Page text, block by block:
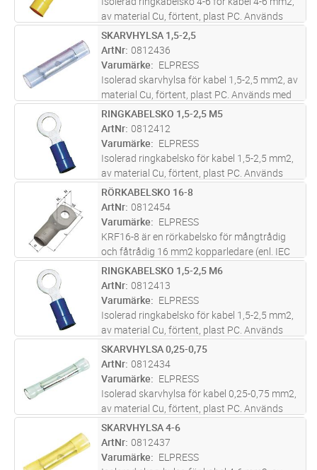
av material Cu, förtent, plast PC. Används
med certifierade verktyget GSA0760
FP Lägg i kundvagn
SKARVHYLSA 1,5-2,5
ArtNr 0812436
Varumärke
ELPRESS
Isolerad skarvhylsa för kabel 1,5-2,5 mm2, av
material Cu, förtent, plast PC. Används med
certifierade verktyget GSA0760
FP Lägg i kundvagn
RINGKABELSKO 1,5-2,5 M5
ArtNr 0812412
Varumärke
ELPRESS
Isolerad ringkabelsko för kabel 1,5-2,5 mm2,
av material Cu, förtent, plast PC. Används
med certifierade verktyget GSA0760
FP Lägg i kundvagn
RÖRKABELSKO 16-8
ArtNr 0812454
Varumärke
ELPRESS
KRF16-8 är en rörkabelsko för mångtrådig
och fåtrådig 16 mm2 kopparledare (enl. IEC
60228) med ett M8 hål i plattan. KRF16-8 är
UL-godkänd. Material; 99,95% Cu / förtent
(Cu/Sn). Rekommenderat verkty
FP Lägg i kundvagn
RINGKABELSKO 1,5-2,5 M6
ArtNr 0812413
Varumärke
ELPRESS
Isolerad ringkabelsko för kabel 1,5-2,5 mm2,
av material Cu, förtent, plast PC. Används
med certifierade verktyget GSA0760
FP Lägg i kundvagn
SKARVHYLSA 0,25-0,75
ArtNr 0812434
Varumärke
ELPRESS
Isolerad skarvhylsa för kabel 0,25-0,75 mm2,
av material Cu, förtent, plast PC. Används
med certifierade verktyget DSA0115
FP Lägg i kundvagn
SKARVHYLSA 4-6
ArtNr 0812437
Varumärke
ELPRESS